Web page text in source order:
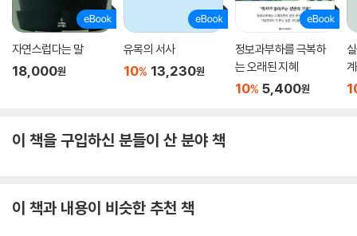
규정해달라고 청원하기도 했지만, 일부 항공사는 오히려 등받이가 달린 자
전거 안장 같은 좌석이나 서서 타는 ‘수직 좌석’ 등 공간 절약 장치들을 설
계하고 있다.
ㆍ 미(美)를 규정하는 기준이 된 황금비는 자연의 설계인가, 인간의 상상
프 스밀은 직접 A4 용지, 노트북 화면과 계산기 등 주변 사물의 크기를 재
왜 우리는 황금비가 존재한다고 믿는가? 인간은 질서와 패턴을 선호하고
보편적인 규칙을 찾아내며 즐거워하곤 한다. 그러나 바츨라프 스밀은 현실
자연스럽다는 말
18,000원
유목의 서사
10% 13,230원
정보과부하를 극복하
는 오래된 지혜
10% 5,400원
이 책을 구입하신 분들이 산 분야 책
이 책과 내용이 비슷한 추천 책